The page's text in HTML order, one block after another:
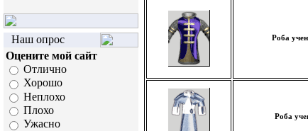
Наш опрос
Оцените мой сайт
Отлично
Хорошо
Неплохо
Плохо
Ужасно
Роба
Роба